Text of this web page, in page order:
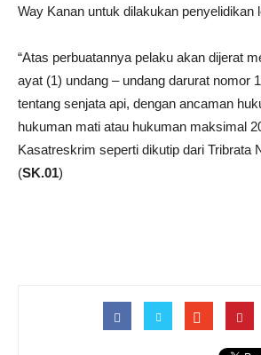
Way Kanan untuk dilakukan penyelidikan
“Atas perbuatannya pelaku akan dijerat
ayat (1) undang – undang darurat nomor
tentang senjata api, dengan ancaman
hukuman mati atau hukuman maksimal
Kasatreskrim seperti dikutip dari Tribrata
(SK.01)